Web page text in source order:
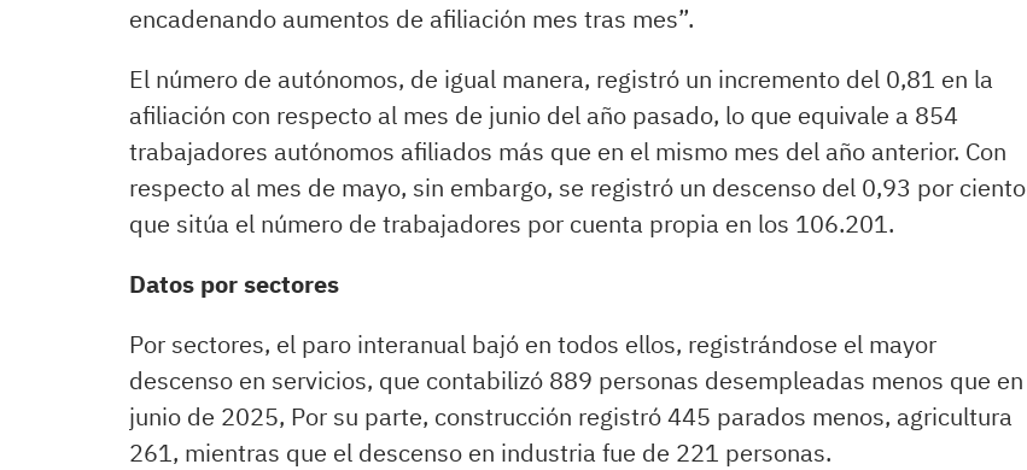
encadenando aumentos de afiliación mes tras mes”.
El número de autónomos, de igual manera, registró un incremento del 0,81 en la
afiliación con respecto al mes de junio del año pasado, lo que equivale a 854
trabajadores autónomos afiliados más que en el mismo mes del año anterior. Con
respecto al mes de mayo, sin embargo, se registró un descenso del 0,93 por ciento
que sitúa el número de trabajadores por cuenta propia en los 106.201.
Datos por sectores
Por sectores, el paro interanual bajó en todos ellos, registrándose el mayor
descenso en servicios, que contabilizó 889 personas desempleadas menos que en
junio de 2025, Por su parte, construcción registró 445 parados menos, agricultura
261, mientras que el descenso en industria fue de 221 personas.